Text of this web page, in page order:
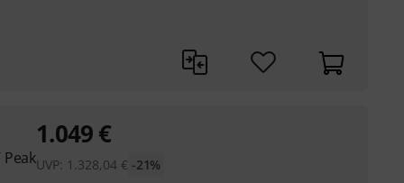
1.049€
UVP: 1.328,04 € -21%